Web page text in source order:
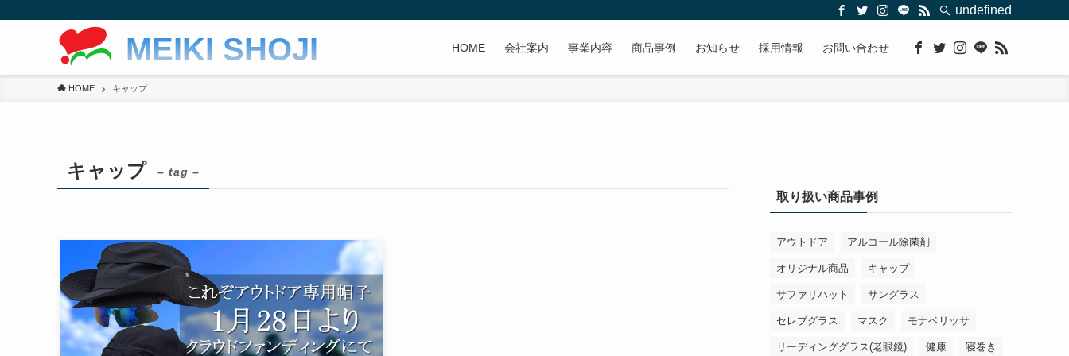
undefined
MEIKI SHOJI HOME 会社案内 事業内容 商品事例 お知らせ 採用情報 お問い合わせ
HOME キャップ
キャップ – tag –
取り扱い商品事例
アウトドア アルコール除菌剤
オリジナル商品 キャップ
サファリハット サングラス
セレブグラス マスク モナベリッサ
リーディンググラス(老眼鏡) 健康 寝巻き